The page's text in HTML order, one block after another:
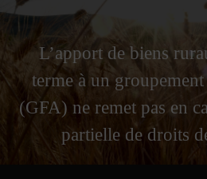
L’apport de biens
terme à un
(GFA) ne remet pas en
partielle de droits